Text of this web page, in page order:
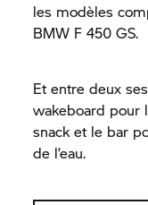
les modèles
BMW F 450 GS.
Et entre deux
wakeboard pour
snack et le bar
de l’eau.